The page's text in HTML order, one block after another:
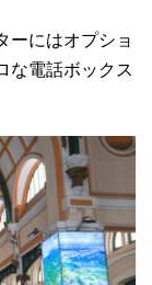
ーにはオプショ
な電話ボックス